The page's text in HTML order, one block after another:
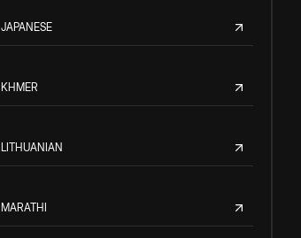
JAPANESE
KHMER
LITHUANIAN
MARATHI